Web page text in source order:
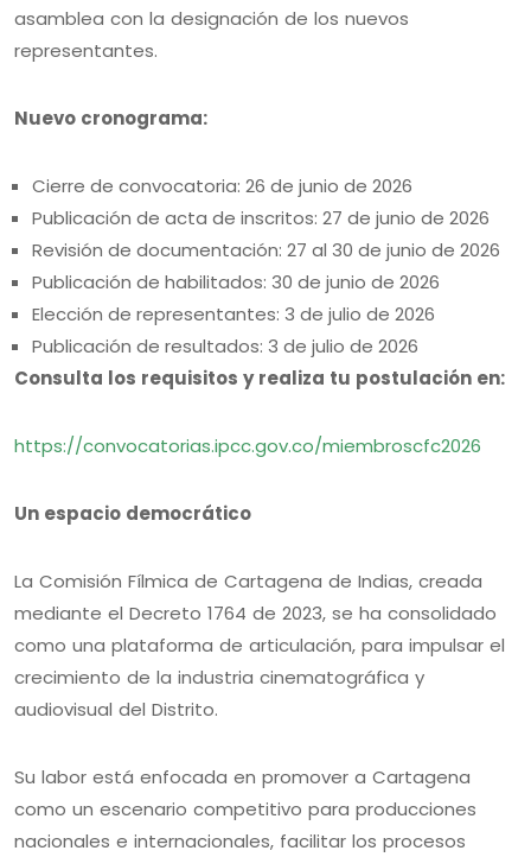
asamblea con la designación de los nuevos
representantes.
Nuevo cronograma:
Cierre de convocatoria: 26 de junio de 2026
Publicación de acta de inscritos: 27 de junio de 2026
Revisión de documentación: 27 al 30 de junio de 2026
Publicación de habilitados: 30 de junio de 2026
Elección de representantes: 3 de julio de 2026
Publicación de resultados: 3 de julio de 2026
Consulta los requisitos y realiza tu postulación en:
https://convocatorias.ipcc.gov.co/miembroscfc2026
Un espacio democrático
La Comisión Fílmica de Cartagena de Indias, creada
mediante el Decreto 1764 de 2023, se ha consolidado
como una plataforma de articulación, para impulsar el
crecimiento de la industria cinematográfica y
audiovisual del Distrito.
Su labor está enfocada en promover a Cartagena
como un escenario competitivo para producciones
nacionales e internacionales, facilitar los procesos